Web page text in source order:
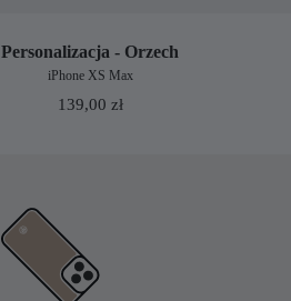
Personalizacja - Orzech
iPhone XS Max
139,00 zł